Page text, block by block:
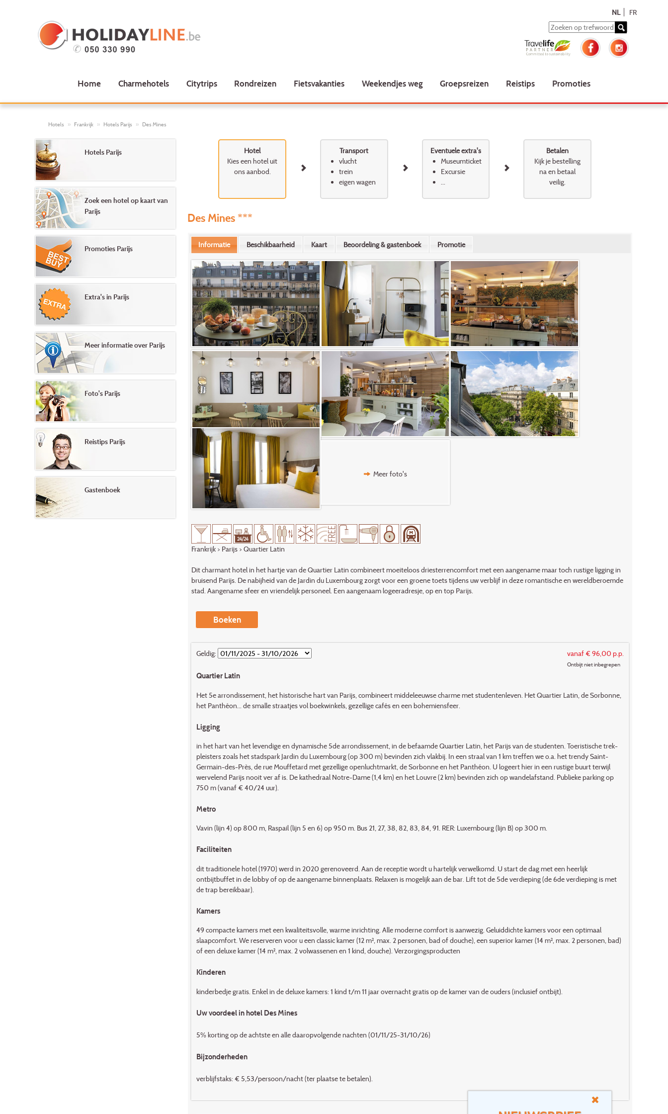
NL FR
Home Charmehotels Citytrips Rondreizen Fietsvakanties Weekendjes weg Groepsreizen Reistips Promoties
Hotels Frankrijk Hotels Parijs Des Mines
Hotel
Kies een hotel uit
ons aanbod.
Transport
vlucht
trein
eigen wagen
Eventuele extra's
Museumticket
Excursie
Betalen
Kijk je bestelling
na en betaal
veilig.
Des Mines ***
Informatie Beschikbaarheid Kaart Beoordeling & gastenboek Promotie
Meer foto's
Frankrijk> Parijs> Quartier Latin
Dit charmant hotel in het hartje van de Quartier Latin combineert moeiteloos driesterrencomfort met een aangename maar toch rustige ligging in
bruisend Parijs. De nabijheid van de Jardin du Luxembourg zorgt voor een groene toets tijdens uw verblijf in deze romantische en wereldberoemde
stad. Aangename sfeer en vriendelijk personeel. Een aangenaam logeeradresje, op en top Parijs.
Boeken
vanaf € 96,00 p.p.
Ontbijt niet inbegrepen
Geldig:
Quartier Latin
Het 5e arrondissement, het historische hart van Parijs, combineert middeleeuwse charme met studentenleven. Het Quartier Latin, de Sorbonne,
het Panthéon... de smalle straatjes vol boekwinkels, gezellige cafés en een bohemiensfeer.
Ligging
in het hart van het levendige en dynamische 5de arrondissement, in de befaamde Quartier Latin, het Parijs van de studenten. Toeristische trek­
pleisters zoals het stadspark Jardin du Luxembourg (op 300 m) bevinden zich vlakbij. In een straal van 1 km treffen we o.a. het trendy Saint-
Germain-des-Près, de rue Mouffetard met gezellige openluchtmarkt, de Sorbonne en het Panthéon. U logeert hier in een rustige buurt terwijl
wervelend Parijs nooit ver af is. De kathedraal Notre-Dame (1,4 km) en het Louvre (2 km) bevinden zich op wandelafstand. Publieke parking op
750 m (vanaf € 40/24 uur).
Metro
Vavin (lijn 4) op 800 m, Raspail (lijn 5 en 6) op 950 m. Bus 21, 27, 38, 82, 83, 84, 91. RER: Luxembourg (lijn B) op 300 m.
Faciliteiten
dit traditionele hotel (1970) werd in 2020 gerenoveerd. Aan de receptie wordt u hartelijk verwelkomd. U start de dag met een heerlijk
ontbijtbuffet in de lobby of op de aangename binnenplaats. Relaxen is mogelijk aan de bar. Lift tot de 5de verdieping (de 6de verdieping is met
de trap bereikbaar).
Kamers
49 compacte kamers met een kwaliteitsvolle, warme inrichting. Alle moderne comfort is aanwezig. Geluiddichte ka­mers voor een optimaal
slaapcomfort. We reserveren voor u een classic kamer (12 m², max. 2 personen, bad of douche), een superior kamer (14 m², max. 2 personen, bad)
of een deluxe kamer (14 m², max. 2 volwassenen en 1 kind, douche). Verzorgingsproducten
Kinderen
kinderbedje gratis. Enkel in de deluxe kamers: 1 kind t/m 11 jaar overnacht gratis op de kamer van de ouders (inclusief ontbijt).
Uw voordeel in hotel Des Mines
5% korting op de achtste en alle daaropvolgende nachten (01/11/25-31/10/26)
Bijzonderheden
verblijfstaks: € 5,53/persoon/nacht (ter plaatse te betalen).
Hotels Parijs
Zoek een hotel op kaart van
Parijs
Promoties Parijs
Extra's in Parijs
Meer informatie over Parijs
Foto's Parijs
Reistips Parijs
Gastenboek